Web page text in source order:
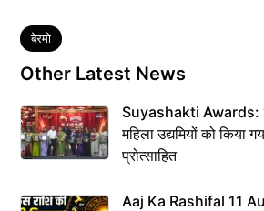
Tags
बेरमो
Other Latest News
Suyashakti Awards:
महिला उद्यमियों को किया
प्रोत्साहित
Aaj Ka Rashifal 11